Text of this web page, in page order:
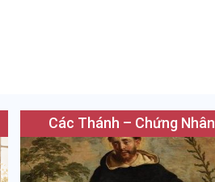
Các Thánh – Chứng Nhân